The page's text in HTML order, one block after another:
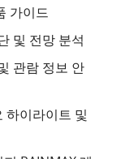
가이드
및 전망 분석
관람 정보 안
하이라이트 및